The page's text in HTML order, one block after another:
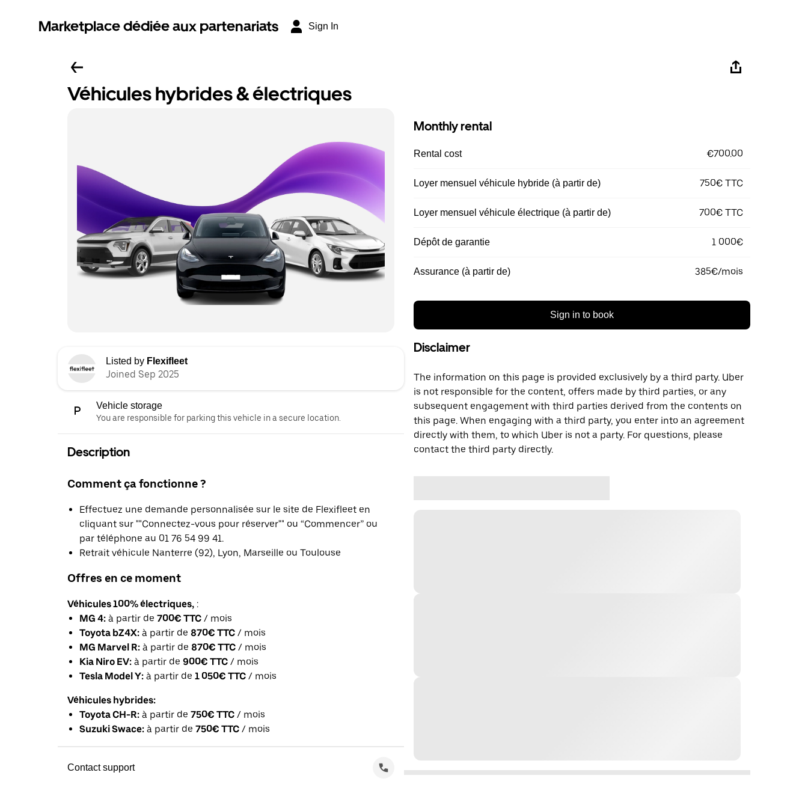
Marketplace dédiée aux partenariats Sign In
Véhicules hybrides & électriques
Listed by Flexifleet
Joined Sep 2025
Vehicle storage
You are responsible for parking this vehicle in a secure location.
Description
Comment ça fonctionne ?
Effectuez une demande personnalisée sur le site de Flexifleet en
cliquant sur ""Connectez-vous pour réserver"" ou “Commencer” ou
par téléphone au 01 76 54 99 41.
Retrait véhicule Nanterre (92), Lyon, Marseille ou Toulouse
Offres en ce moment
Véhicules 100% électriques, :
MG 4: à partir de 700€ TTC / mois
Toyota bZ4X: à partir de 870€ TTC / mois
MG Marvel R: à partir de 870€ TTC / mois
Kia Niro EV: à partir de 900€ TTC / mois
Tesla Model Y: à partir de 1 050€ TTC / mois
Véhicules hybrides:
Toyota CH-R: à partir de 750€ TTC / mois
Suzuki Swace: à partir de 750€ TTC / mois
Contact support
Monthly rental
Rental cost €700.00
Loyer mensuel véhicule hybride (à partir de) 750€ TTC
Loyer mensuel véhicule électrique (à partir de) 700€ TTC
Dépôt de garantie 1 000€
Assurance (à partir de) 385€/mois
Sign in to book
Disclaimer
The information on this page is provided exclusively by a third party. Uber
is not responsible for the content, offers made by third parties, or any
subsequent engagement with third parties derived from the contents on
this page. When engaging with a third party, you enter into an agreement
directly with them, to which Uber is not a party. For questions, please
contact the third party directly.